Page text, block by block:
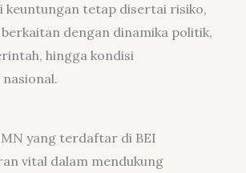
keuntungan tetap disertai risiko,
dengan dinamika politik,
hingga kondisi
yang terdaftar di BEI
vital dalam mendukung